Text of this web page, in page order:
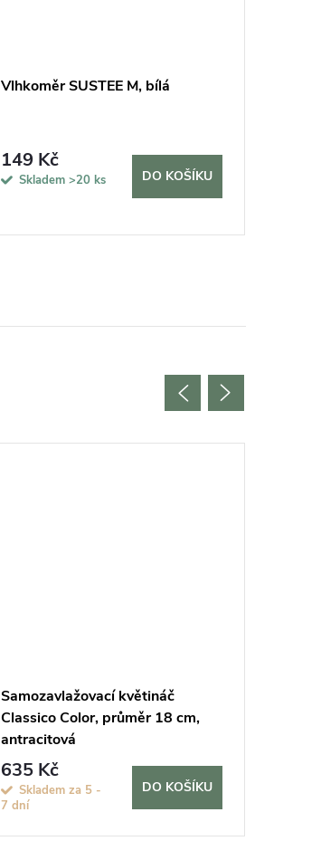
Vlhkoměr SUSTEE M, bílá
149 Kč
Skladem >20 ks DO KOŠÍKU
Samozavlažovací květináč
Classico Color, průměr 18 cm,
antracitová
635 Kč
Skladem za 5 -
7 dní
DO KOŠÍKU